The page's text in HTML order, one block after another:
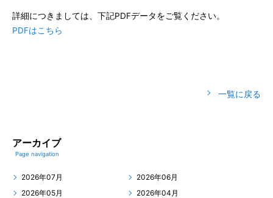
詳細につきましては、下記PDFデータをご覧ください。
PDFはこちら
一覧に戻る
アーカイブ
Page navigation
2026年07月
2026年06月
2026年05月
2026年04月